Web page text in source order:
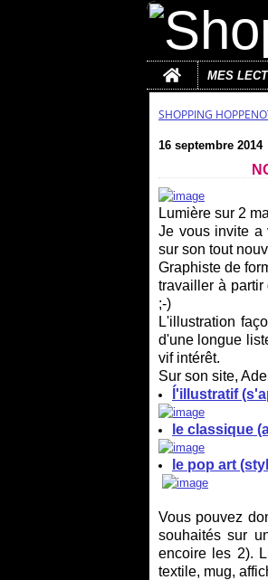
Home
MES
SHOPPING
16 septembre 2014
Lumière sur 2
Je vous invite a
sur son tout
Graphiste de
travailler à
;-)
L'illustration
d'une longue
vif intérêt.
Sur son site,
ĺ'illustratif
le classique
le pop art
Vous pouvez
souhaités sur
encoire les 2).
textile, mug,